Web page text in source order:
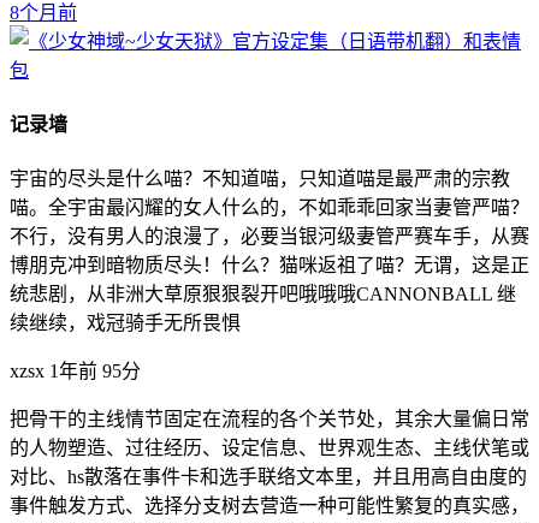
8个月前
记录墙
宇宙的尽头是什么喵？不知道喵，只知道喵是最严肃的宗教
喵。全宇宙最闪耀的女人什么的，不如乖乖回家当妻管严喵？
不行，没有男人的浪漫了，必要当银河级妻管严赛车手，从赛
博朋克冲到暗物质尽头！什么？猫咪返祖了喵？无谓，这是正
统悲剧，从非洲大草原狠狠裂开吧哦哦哦CANNONBALL 继
续继续，戏冠骑手无所畏惧
xzsx 1年前 95分
把骨干的主线情节固定在流程的各个关节处，其余大量偏日常
的人物塑造、过往经历、设定信息、世界观生态、主线伏笔或
对比、hs散落在事件卡和选手联络文本里，并且用高自由度的
事件触发方式、选择分支树去营造一种可能性繁复的真实感，